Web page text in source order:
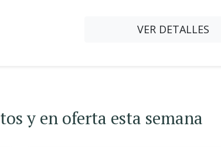
VER DETALLES
y en oferta esta semana